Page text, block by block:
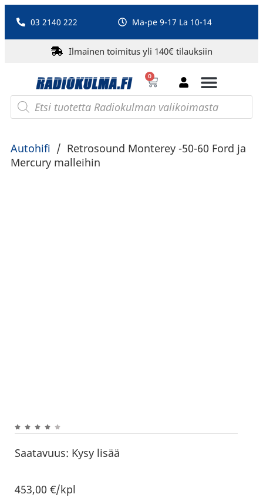
03 2140 222 Ma-pe 9-17 La 10-14
Ilmainen toimitus yli 140€ tilauksiin
0
Autohifi / Retrosound Monterey -50-60 Ford ja
Mercury malleihin
Saatavuus: Kysy lisää
453,00€/kpl